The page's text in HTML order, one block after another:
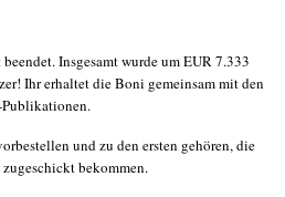
Insgesamt wurde um EUR 7.333
Ihr erhaltet die Boni gemeinsam mit den
und zu den ersten gehören, die
zugeschickt bekommen.